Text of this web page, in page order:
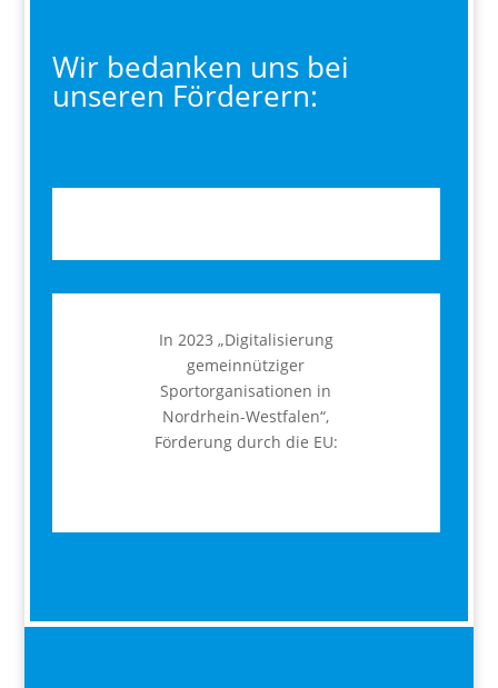
Wir bedanken uns bei
unseren Förderern:
In 2023 „Digitalisierung
gemeinnütziger
Sportorganisationen in
Nordrhein-Westfalen“,
Förderung durch die EU: